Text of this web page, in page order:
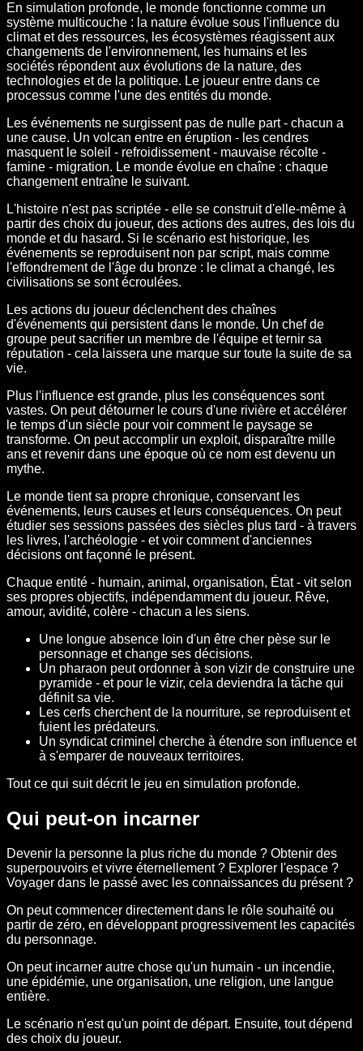
En simulation profonde, le monde fonctionne comme un
système multicouche : la nature évolue sous l'influence du
climat et des ressources, les écosystèmes réagissent aux
changements de l'environnement, les humains et les
sociétés répondent aux évolutions de la nature, des
technologies et de la politique. Le joueur entre dans ce
processus comme l'une des entités du monde.
Les événements ne surgissent pas de nulle part - chacun a
une cause. Un volcan entre en éruption - les cendres
masquent le soleil - refroidissement - mauvaise récolte -
famine - migration. Le monde évolue en chaîne : chaque
changement entraîne le suivant.
L'histoire n'est pas scriptée - elle se construit d'elle-même à
partir des choix du joueur, des actions des autres, des lois du
monde et du hasard. Si le scénario est historique, les
événements se reproduisent non par script, mais comme
l'effondrement de l'âge du bronze : le climat a changé, les
civilisations se sont écroulées.
Les actions du joueur déclenchent des chaînes
d'événements qui persistent dans le monde. Un chef de
groupe peut sacrifier un membre de l'équipe et ternir sa
réputation - cela laissera une marque sur toute la suite de sa
vie.
Plus l'influence est grande, plus les conséquences sont
vastes. On peut détourner le cours d'une rivière et accélérer
le temps d'un siècle pour voir comment le paysage se
transforme. On peut accomplir un exploit, disparaître mille
ans et revenir dans une époque où ce nom est devenu un
mythe.
Le monde tient sa propre chronique, conservant les
événements, leurs causes et leurs conséquences. On peut
étudier ses sessions passées des siècles plus tard - à travers
les livres, l'archéologie - et voir comment d'anciennes
décisions ont façonné le présent.
Chaque entité - humain, animal, organisation, État - vit selon
ses propres objectifs, indépendamment du joueur. Rêve,
amour, avidité, colère - chacun a les siens.
Une longue absence loin d'un être cher pèse sur le
personnage et change ses décisions.
Un pharaon peut ordonner à son vizir de construire une
pyramide - et pour le vizir, cela deviendra la tâche qui
définit sa vie.
Les cerfs cherchent de la nourriture, se reproduisent et
fuient les prédateurs.
Un syndicat criminel cherche à étendre son influence et
à s'emparer de nouveaux territoires.
Tout ce qui suit décrit le jeu en simulation profonde.
Qui peut-on incarner
Devenir la personne la plus riche du monde ? Obtenir des
superpouvoirs et vivre éternellement ? Explorer l'espace ?
Voyager dans le passé avec les connaissances du présent ?
On peut commencer directement dans le rôle souhaité ou
partir de zéro, en développant progressivement les capacités
du personnage.
On peut incarner autre chose qu'un humain - un incendie,
une épidémie, une organisation, une religion, une langue
entière.
Le scénario n'est qu'un point de départ. Ensuite, tout dépend
des choix du joueur.